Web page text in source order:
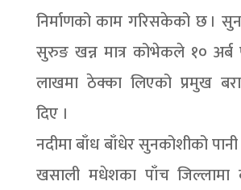
निर्माणको काम गरिसकेको छ ।
सुरुङ खन्न मात्र कोभेकले १० अर्ब
लाखमा ठेक्का लिएको प्रमुख
दिए ।
नदीमा बाँध बाँधेर सुनकोशीको
खसाली मधेशका पाँच जिल्लामा